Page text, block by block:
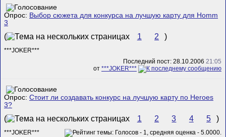
Опрос: Выбор сюжета для конкурса на лучшую карту для Homm
3
( 1 2 )
***JOKER***
Последний пост: 28.10.2006 21:05
от ***JOKER***
Опрос: Стоит ли создавать конкурс на лучшую карту по Heroes
3?
( 1 2 3 4 5 )
***JOKER***